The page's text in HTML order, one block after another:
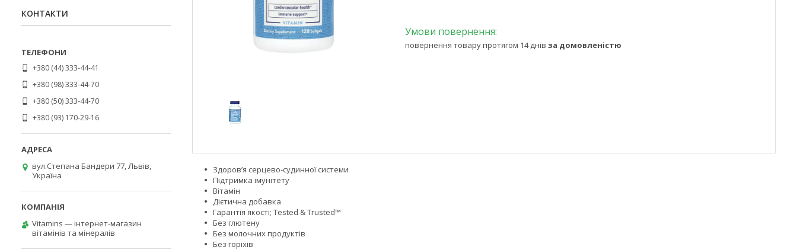
повернення товару протягом 14 днів за домовленістю
Здоров’я серцево-судинної системи
Підтримка імунітету
Вітамін
Дієтична добавка
Гарантія якості; Tested & Trusted™
Без глютену
Без молочних продуктів
Без горіхів
КОНТАКТИ
+380 (44) 333-44-41
+380 (98) 333-44-70
+380 (50) 333-44-70
+380 (93) 170-29-16
вул.Степана Бандери 77, Львів,
Україна
Vitamins — інтернет-магазин
вітамінів та мінералів